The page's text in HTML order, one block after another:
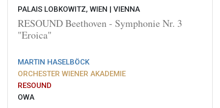
PALAIS LOBKOWITZ, WIEN | VIENNA
RESOUND Beethoven - Symphonie Nr. 3
"Eroica"
MARTIN HASELBÖCK
ORCHESTER WIENER AKADEMIE
RESOUND
OWA